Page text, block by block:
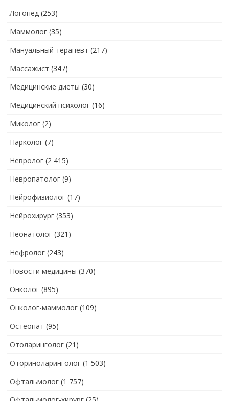
Логопед (253)
Маммолог (35)
Мануальный терапевт (217)
Массажист (347)
Медицинские диеты (30)
Медицинский психолог (16)
Миколог (2)
Нарколог (7)
Невролог (2 415)
Невропатолог (9)
Нейрофизиолог (17)
Нейрохирург (353)
Неонатолог (321)
Нефролог (243)
Новости медицины (370)
Онколог (895)
Онколог-маммолог (109)
Остеопат (95)
Отоларинголог (21)
Оториноларинголог (1 503)
Офтальмолог (1 757)